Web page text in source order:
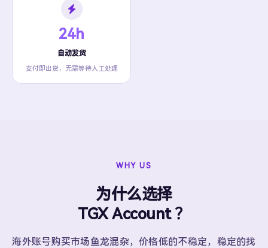
24h
自动发货
支付即出货，无需等待人工处理
WHY US
为什么选择
TGX Account ？
海外账号购买市场鱼龙混杂，价格低的不稳定，稳定的找